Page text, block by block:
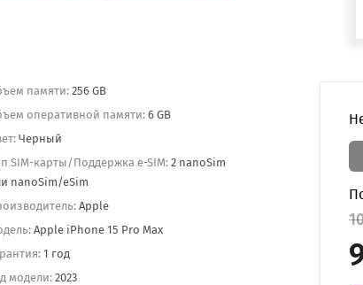
памяти: 256 GB
оперативной памяти: 6 GB
Черный
SIM-карты/Поддержка e-SIM:2 nanoSim
nanoSim/eSim
Apple
Apple iPhone 15 Pro Max
1 год
модели: 2023